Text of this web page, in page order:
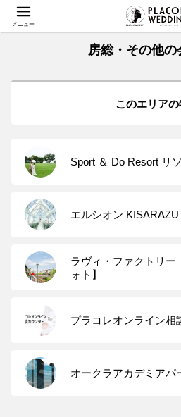
メニュー
房総・その他の
このエリア
Sport ＆ Do Resort リ
エルシオン KISARAZU
ラヴィ・ファクトリー
ォト】
プラコレオンライン相
オークラアカデミアパ